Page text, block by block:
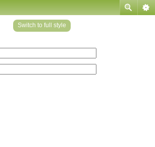
Switch to full style